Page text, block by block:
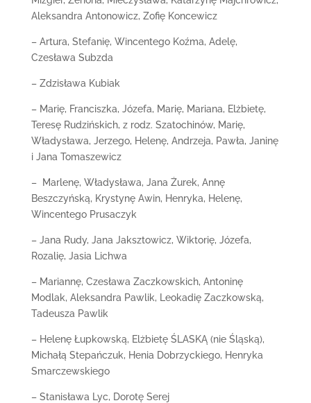
Aleksandra Antonowicz, Zofię Koncewicz
– Artura, Stefanię, Wincentego Koźma, Adelę,
Czesława Subzda
– Zdzisława Kubiak
– Marię, Franciszka, Józefa, Marię, Mariana, Elżbietę,
Teresę Rudzińskich, z rodz. Szatochinów, Marię,
Władysława, Jerzego, Helenę, Andrzeja, Pawła, Janinę
i Jana Tomaszewicz
– Marlenę, Władysława, Jana Żurek, Annę
Beszczyńską, Krystynę Awin, Henryka, Helenę,
Wincentego Prusaczyk
– Jana Rudy, Jana Jaksztowicz, Wiktorię, Józefa,
Rozalię, Jasia Lichwa
– Mariannę, Czesława Zaczkowskich, Antoninę
Modlak, Aleksandra Pawlik, Leokadię Zaczkowską,
Tadeusza Pawlik
– Helenę Łupkowską, Elżbietę ŚLASKĄ (nie Śląską),
Michałą Stepańczuk, Henia Dobrzyckiego, Henryka
Smarczewskiego
– Stanisława Lyc, Dorotę Serej